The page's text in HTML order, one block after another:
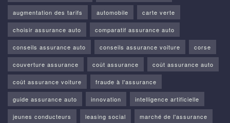
augmentation des tarifs automobile carte verte
choisir assurance auto comparatif assurance auto
conseils assurance auto conseils assurance voiture corse
couverture assurance coût assurance coût assurance auto
coût assurance voiture fraude à l'assurance
guide assurance auto innovation intelligence artificielle
jeunes conducteurs leasing social marché de l'assurance